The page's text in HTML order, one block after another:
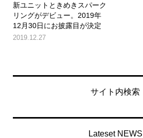
新ユニットときめきスパーク
リングがデビュー。2019年
12月30日にお披露目が決定
2019.12.27
サイト内検索
Lateset NEWS